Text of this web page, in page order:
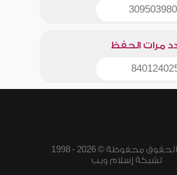
مرات الحفظ
جميع الحقوق محفوظة © 2026 - 1998
لشبكة إسلام ويب